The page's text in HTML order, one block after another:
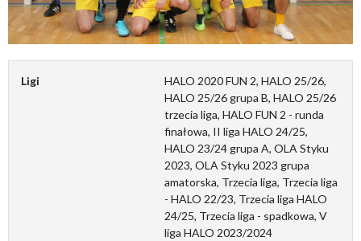
Ligi
HALO 2020 FUN 2, HALO 25/26,
HALO 25/26 grupa B, HALO 25/26
trzecia liga, HALO FUN 2 - runda
finałowa, II liga HALO 24/25,
HALO 23/24 grupa A, OLA Styku
2023, OLA Styku 2023 grupa
amatorska, Trzecia liga, Trzecia liga
- HALO 22/23, Trzecia liga HALO
24/25, Trzecia liga - spadkowa, V
liga HALO 2023/2024